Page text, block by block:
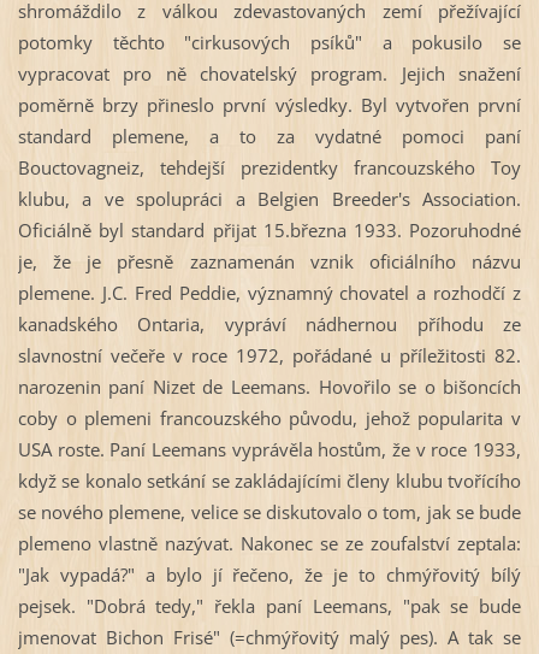
shromáždilo z válkou zdevastovaných zemí přežívající
potomky těchto "cirkusových psíků" a pokusilo se
vypracovat pro ně chovatelský program. Jejich snažení
poměrně brzy přineslo první výsledky. Byl vytvořen první
standard plemene, a to za vydatné pomoci paní
Bouctovagneiz, tehdejší prezidentky francouzského Toy
klubu, a ve spolupráci a Belgien Breeder's Association.
Oficiálně byl standard přijat 15.března 1933. Pozoruhodné
je, že je přesně zaznamenán vznik oficiálního názvu
plemene. J.C. Fred Peddie, významný chovatel a rozhodčí z
kanadského Ontaria, vypráví nádhernou příhodu ze
slavnostní večeře v roce 1972, pořádané u příležitosti 82.
narozenin paní Nizet de Leemans. Hovořilo se o bišoncích
coby o plemeni francouzského původu, jehož popularita v
USA roste. Paní Leemans vyprávěla hostům, že v roce 1933,
když se konalo setkání se zakládajícími členy klubu tvořícího
se nového plemene, velice se diskutovalo o tom, jak se bude
plemeno vlastně nazývat. Nakonec se ze zoufalství zeptala:
"Jak vypadá?" a bylo jí řečeno, že je to chmýřovitý bílý
pejsek. "Dobrá tedy," řekla paní Leemans, "pak se bude
jmenovat Bichon Frisé" (=chmýřovitý malý pes). A tak se